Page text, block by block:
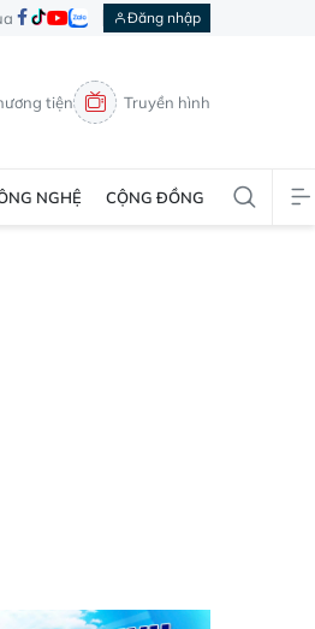
Đăng nhập
tiện Truyền hình
NGHỆ CỘNG ĐỒNG